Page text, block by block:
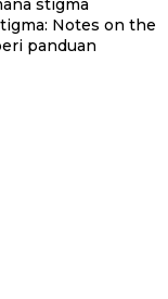
panduan